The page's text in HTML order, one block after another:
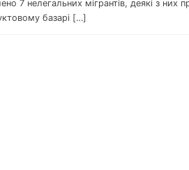
7 нелегальних мігрантів, деякі з них
базарі […]